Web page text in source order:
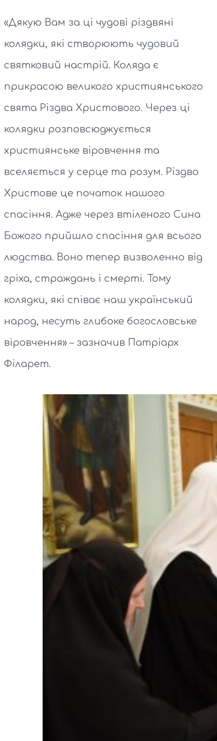
«Дякую Вам за ці чудові різдвяні
колядки, які створюють чудовий
святковий настрій. Коляда є
прикрасою великого християнського
свята Різдва Христового. Через ці
колядки розповсюджується
християнське віровчення та
вселяється у серце та розум. Різдво
Христове це початок нашого
спасіння. Адже через втіленого Сина
Божого прийшло спасіння для всього
людства. Воно тепер визволенно від
гріха, страждань і смерті. Тому
колядки, які співає наш український
народ, несуть глибоке богословське
віровчення» – зазначив Патріарх
Філарет.